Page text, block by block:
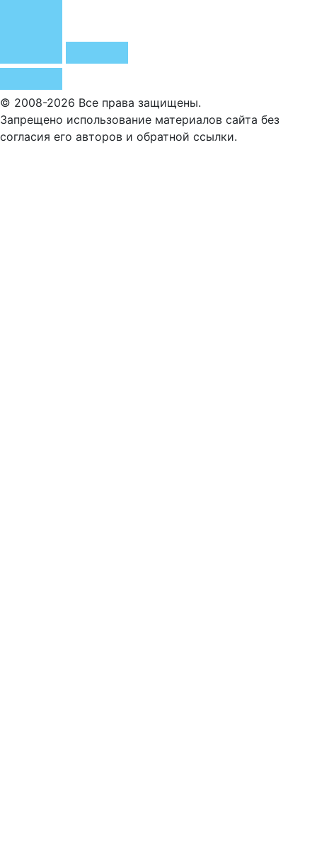
© 2008-2026 Все права защищены.
Запрещено использование материалов сайта без
согласия его авторов и обратной ссылки.